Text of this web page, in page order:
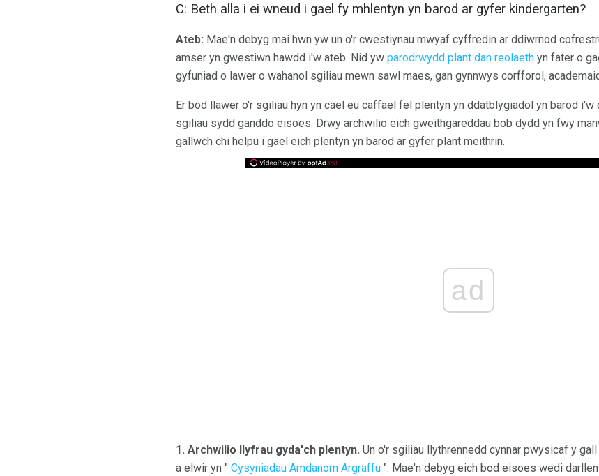
C: Beth alla i ei wneud i gael fy mhlentyn yn barod ar gyfer kindergarten?
Ateb: Mae'n debyg mai hwn yw un o'r cwestiynau mwyaf cyffredin ar ddiwrnod
amser yn gwestiwn hawdd i'w ateb. Nid yw parodrwydd plant dan reolaeth yn fater o
gyfuniad o lawer o wahanol sgiliau mewn sawl maes, gan gynnwys corfforol,
Er bod llawer o'r sgiliau hyn yn cael eu caffael fel plentyn yn ddatblygiadol yn barod
sgiliau sydd ganddo eisoes. Drwy archwilio eich gweithgareddau bob dydd yn fwy
gallwch chi helpu i gael eich plentyn yn barod ar gyfer plant meithrin.
ad
1. Archwilio llyfrau gyda'ch plentyn. Un o'r sgiliau llythrennedd cynnar pwysicaf y
a elwir yn " Cysyniadau Amdanom Argraffu ". Mae'n debyg eich bod eisoes wedi